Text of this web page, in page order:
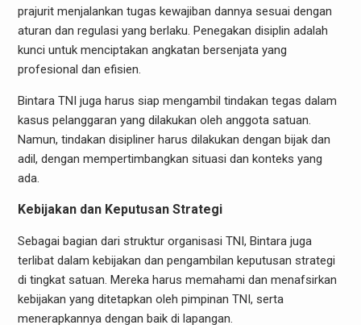
prajurit menjalankan tugas kewajiban dannya sesuai dengan
aturan dan regulasi yang berlaku. Penegakan disiplin adalah
kunci untuk menciptakan angkatan bersenjata yang
profesional dan efisien.
Bintara TNI juga harus siap mengambil tindakan tegas dalam
kasus pelanggaran yang dilakukan oleh anggota satuan.
Namun, tindakan disipliner harus dilakukan dengan bijak dan
adil, dengan mempertimbangkan situasi dan konteks yang
ada.
Kebijakan dan Keputusan Strategi
Sebagai bagian dari struktur organisasi TNI, Bintara juga
terlibat dalam kebijakan dan pengambilan keputusan strategi
di tingkat satuan. Mereka harus memahami dan menafsirkan
kebijakan yang ditetapkan oleh pimpinan TNI, serta
menerapkannya dengan baik di lapangan.